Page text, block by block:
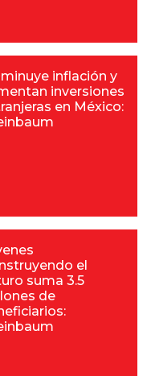
inflación y
inversiones
en México:
el
suma 3.5
de